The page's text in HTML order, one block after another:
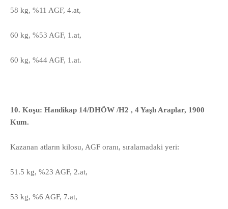
58 kg, %11 AGF, 4.at,
60 kg, %53 AGF, 1.at,
60 kg, %44 AGF, 1.at.
10. Koşu: Handikap 14/DHÖW /H2 , 4 Yaşlı Araplar, 1900
Kum.
Kazanan atların kilosu, AGF oranı, sıralamadaki yeri:
51.5 kg, %23 AGF, 2.at,
53 kg, %6 AGF, 7.at,